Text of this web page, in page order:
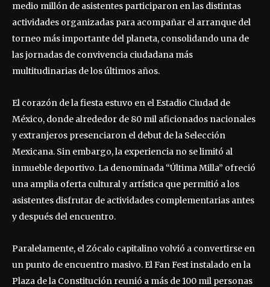
medio millón de asistentes participaron en las distintas
actividades organizadas para acompañar el arranque del
torneo más importante del planeta, consolidando una de
las jornadas de convivencia ciudadana más
multitudinarias de los últimos años.
El corazón de la fiesta estuvo en el Estadio Ciudad de
México, donde alrededor de 80 mil aficionados nacionales
y extranjeros presenciaron el debut de la Selección
Mexicana. Sin embargo, la experiencia no se limitó al
inmueble deportivo. La denominada “Última Milla” ofreció
una amplia oferta cultural y artística que permitió a los
asistentes disfrutar de actividades complementarias antes
y después del encuentro.
Paralelamente, el Zócalo capitalino volvió a convertirse en
un punto de encuentro masivo. El Fan Fest instalado en la
Plaza de la Constitución reunió a más de 100 mil personas